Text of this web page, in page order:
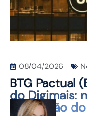
08/04/2026
BTG Pactual
do Digimais:
aprovação